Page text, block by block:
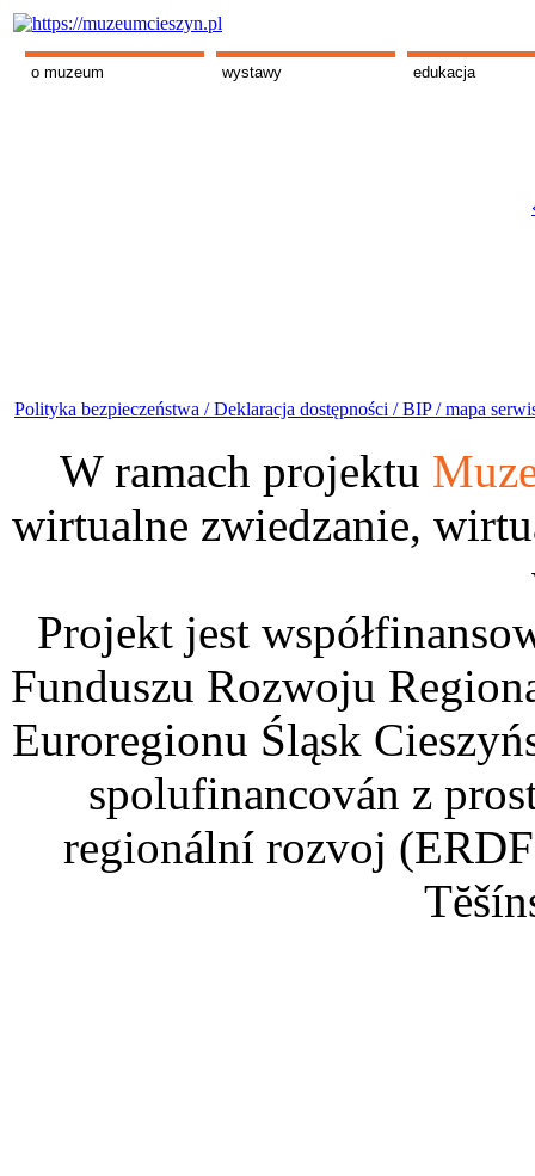
o muzeum wystawy edukacja
Polityka bezpieczeństwa /Deklaracja dostępności /BIP /mapa
W ramach projektu
wirtualne zwiedzanie,
Projekt jest
Funduszu Rozwoju
Euroregionu Śląsk
spolufinancován z
regionální rozvoj